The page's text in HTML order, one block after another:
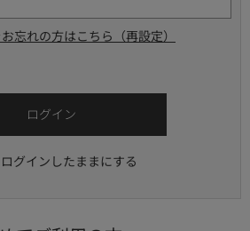
忘れの方はこちら（再設定）
ログインしたままにする